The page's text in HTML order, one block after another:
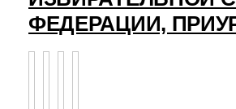
ФЕДЕРАЦИИ,